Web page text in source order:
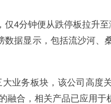
4分钟便从跌停板拉升
据显示，包括流沙河、
业务板块，该公司高度
合，相关产品已应用于